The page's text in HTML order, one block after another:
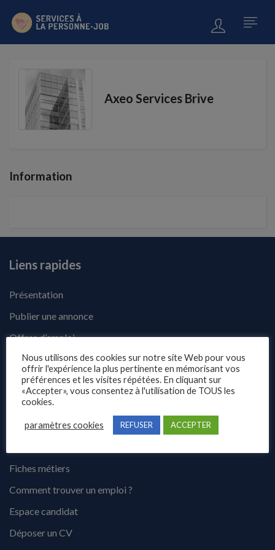
Axeo Services Brive
Information
Liens rapides
Présentation
Publier une annonce
Offres d’emploi
Questions fréquentes
Blog
Contact
Fiches métiers
Comment trouver un emploi ?
Espace candidat
Déposer un CV
Nous utilisons des cookies sur notre site Web pour vous
offrir l'expérience la plus pertinente en mémorisant vos
préférences et les visites répétées. En cliquant sur
«Accepter», vous consentez à l'utilisation de TOUS les
cookies.
paramètres cookies REFUSER ACCEPTER